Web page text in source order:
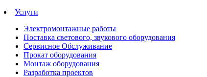
Услуги
Электромонтажные работы
Поставка светового, звукового оборудования
Сервисное Обслуживание
Прокат оборудования
Монтаж оборудования
Разработка проектов